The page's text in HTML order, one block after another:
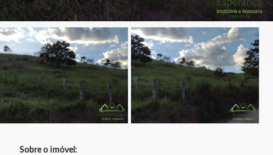
Sobre o imóvel: